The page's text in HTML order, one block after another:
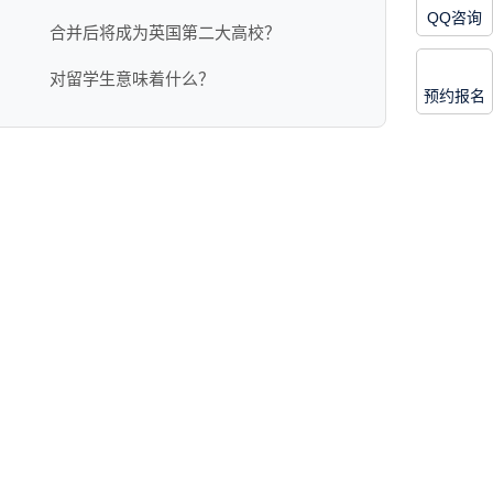
合并后将成为英国第二大高校？
对留学生意味着什么？
QQ咨询
预约报名